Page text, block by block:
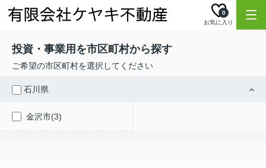
お気に入り
0
投資・事業用を市区町村から探す
ご希望の市区町村を選択してください
石川県
金沢市(3)